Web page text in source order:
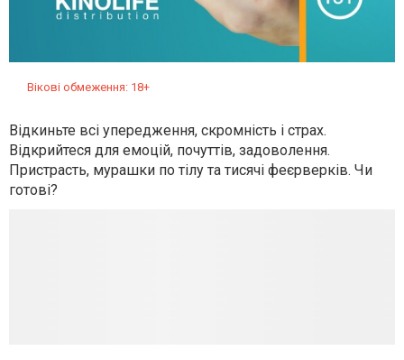
Вікові обмеження: 18+
Відкиньте всі упередження, скромність і страх.
Відкрийтеся для емоцій, почуттів, задоволення.
Пристрасть, мурашки по тілу та тисячі феєрверків. Чи
готові?